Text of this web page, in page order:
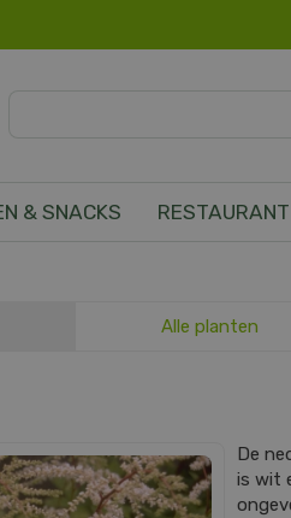
& SNACKS RESTAURANT
Alle planten
De
is wit